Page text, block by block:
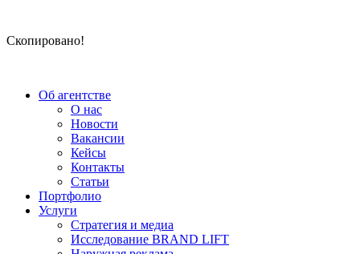
Скопировано!
Об агентстве
О нас
Новости
Вакансии
Кейсы
Контакты
Статьи
Портфолио
Услуги
Стратегия и медиа
Исследование BRAND LIFT